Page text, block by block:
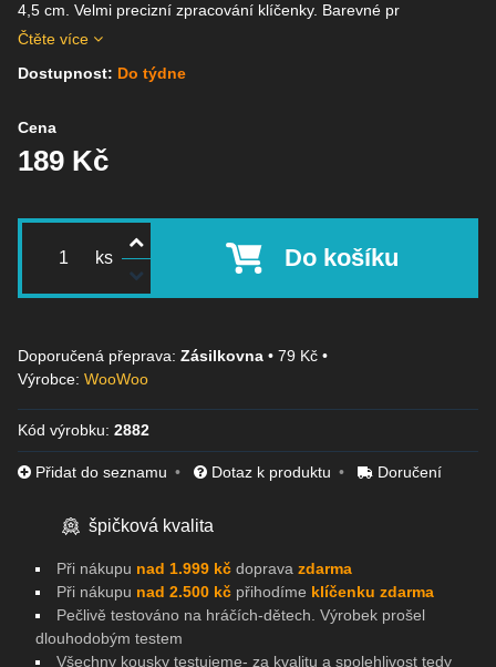
4,5 cm. Velmi precizní zpracování klíčenky. Barevné pr
Čtěte více
Dostupnost: Do týdne
Cena
189 Kč
ks Do košíku
Zásilkovna • 79 Kč •
Výrobce: WooWoo
Kód výrobku: 2882
Přidat do seznamu Dotaz k produktu Doručení
špičková kvalita
Při nákupu nad 1.999 kč doprava zdarma
Při nákupu nad 2.500 kč přihodíme klíčenku zdarma
Pečlivě testováno na hráčích-dětech. Výrobek prošel
dlouhodobým testem
Všechny kousky testujeme- za kvalitu a spolehlivost tedy